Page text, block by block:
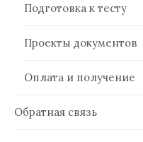
Подготовка к тесту
Проекты документов
Оплата и получение
Обратная связь